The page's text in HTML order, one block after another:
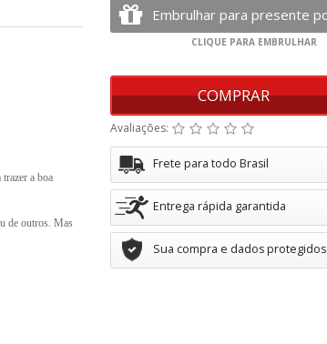
a boa
de outros. Mas
COMPRAR
Avaliações:
Frete para todo Brasil
Entrega rápida garantida
Sua compra e dados protegidos